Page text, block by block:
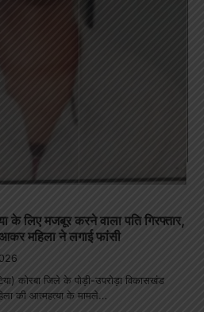
के लिए मजबूर करने वाला पति गिरफ्तार,
महिला ने लगाई फांसी
कोरबा जिले के पोड़ी-उपरोड़ा विकासखंड
की आत्महत्या के मामले…